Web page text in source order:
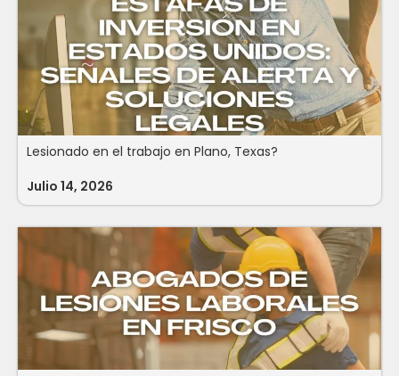
Lesionado en el trabajo en Plano, Texas?
Julio 14, 2026